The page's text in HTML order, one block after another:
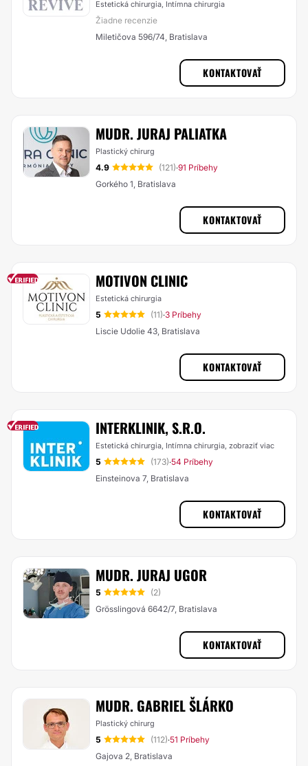
Estetická chirurgia, Intímna chirurgia
Žiadne recenzie
Miletičova 596/74, Bratislava
KONTAKTOVAŤ
MUDR. JURAJ PALIATKA
Plastický chirurg
4.9 (121)·91 Príbehy
Gorkého 1, Bratislava
KONTAKTOVAŤ
MOTIVON CLINIC
Estetická chirurgia
5 (11)·3 Príbehy
Liscie Udolie 43, Bratislava
KONTAKTOVAŤ
INTERKLINIK, S.R.O.
Estetická chirurgia, Intímna chirurgia, zobraziť viac
5 (173)·54 Príbehy
Einsteinova 7, Bratislava
KONTAKTOVAŤ
MUDR. JURAJ UGOR
5
(2)
Grösslingová 6642/7, Bratislava
KONTAKTOVAŤ
MUDR. GABRIEL ŠLÁRKO
Plastický chirurg
5 (112)·51 Príbehy
Gajova 2, Bratislava